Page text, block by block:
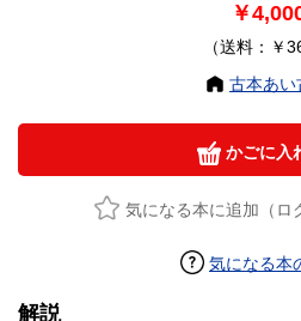
￥
（送料：￥
古本あい
かごに入
気になる本に追加（ロ
気になる本
解説